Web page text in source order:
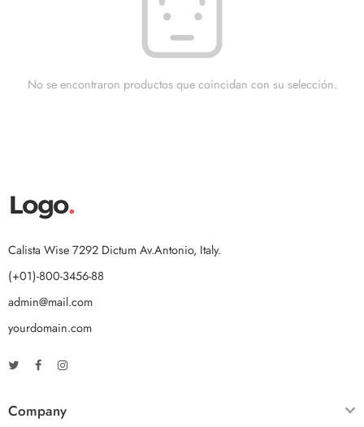
No se encontraron productos que coincidan con su selección.
Calista Wise 7292 Dictum Av.Antonio, Italy.
(+01)-800-3456-88
admin@mail.com
yourdomain.com
Company